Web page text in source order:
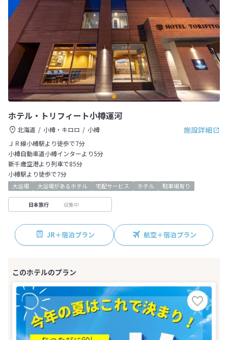
ホテル・トリフィート小樽運河
施設詳細
北海道 小樽・キロロ
小樽
ＪＲ線小樽駅より徒歩で7分
小樽自動車道小樽インターより5分
新千歳空港より列車で85分
小樽駅より徒歩で7分
大浴場 大浴場があるホテル 宅配サービス ホテル 駐車場有り
日本旅行 収集中
JR＋宿泊プラン 航空＋宿泊プラン